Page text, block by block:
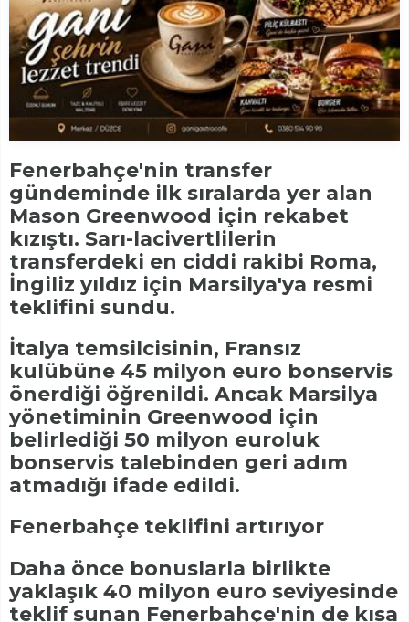
Fenerbahçe'nin transfer
gündeminde ilk sıralarda yer alan
Mason Greenwood için rekabet
kızıştı. Sarı-lacivertlilerin
transferdeki en ciddi rakibi Roma,
İngiliz yıldız için Marsilya'ya resmi
teklifini sundu.
İtalya temsilcisinin, Fransız
kulübüne 45 milyon euro bonservis
önerdiği öğrenildi. Ancak Marsilya
yönetiminin Greenwood için
belirlediği 50 milyon euroluk
bonservis talebinden geri adım
atmadığı ifade edildi.
Fenerbahçe teklifini artırıyor
Daha önce bonuslarla birlikte
yaklaşık 40 milyon euro seviyesinde
teklif sunan Fenerbahçe'nin de kısa